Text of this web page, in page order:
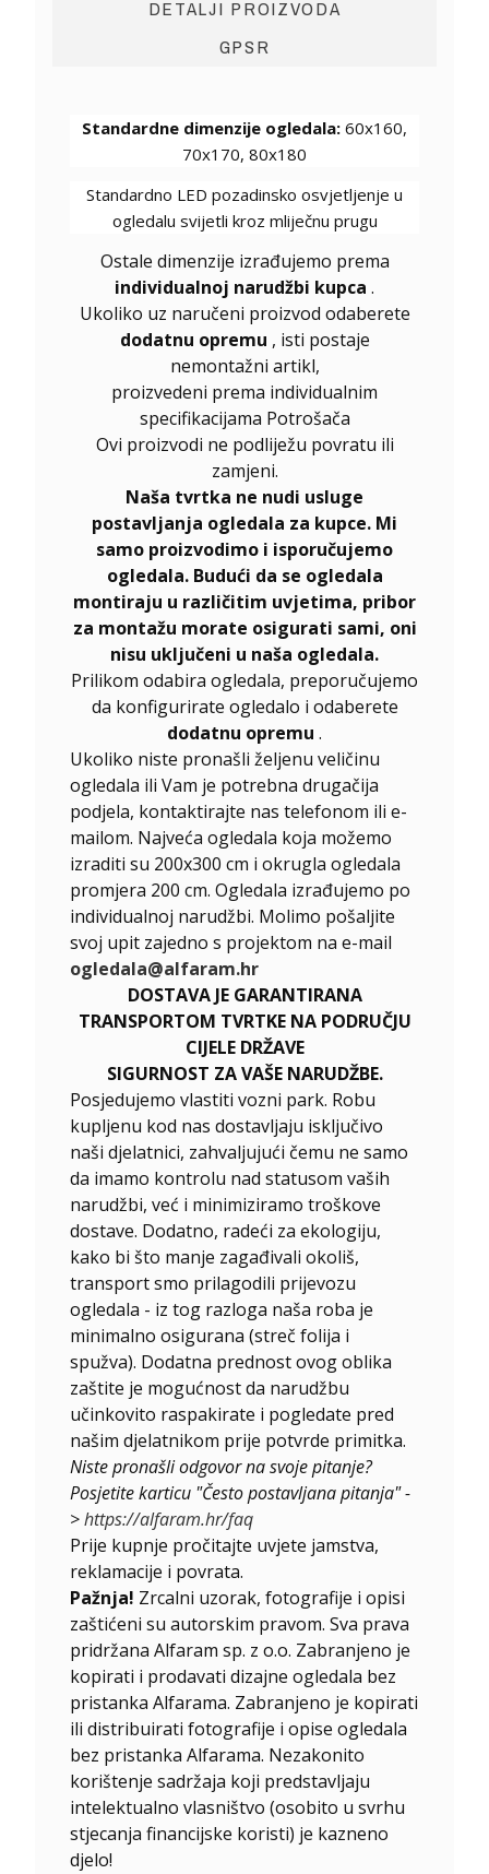
DETALJI PROIZVODA
GPSR
Standardne dimenzije ogledala: 60x160,
70x170, 80x180
Standardno LED pozadinsko osvjetljenje u
ogledalu svijetli kroz mliječnu prugu
Ostale dimenzije izrađujemo prema
individualnoj narudžbi kupca .
Ukoliko uz naručeni proizvod odaberete
dodatnu opremu , isti postaje
nemontažni artikl,
proizvedeni prema individualnim
specifikacijama Potrošača
Ovi proizvodi ne podliježu povratu ili
zamjeni.
Naša tvrtka ne nudi usluge
postavljanja ogledala za kupce. Mi
samo proizvodimo i isporučujemo
ogledala. Budući da se ogledala
montiraju u različitim uvjetima, pribor
za montažu morate osigurati sami, oni
nisu uključeni u naša ogledala.
Prilikom odabira ogledala, preporučujemo
da konfigurirate ogledalo i odaberete
dodatnu opremu .
Ukoliko niste pronašli željenu veličinu
ogledala ili Vam je potrebna drugačija
podjela, kontaktirajte nas telefonom ili e-
mailom. Najveća ogledala koja možemo
izraditi su 200x300 cm i okrugla ogledala
promjera 200 cm. Ogledala izrađujemo po
individualnoj narudžbi. Molimo pošaljite
svoj upit zajedno s projektom na e-mail
ogledala@alfaram.hr
DOSTAVA JE GARANTIRANA
TRANSPORTOM TVRTKE NA PODRUČJU
CIJELE DRŽAVE
SIGURNOST ZA VAŠE NARUDŽBE.
Posjedujemo vlastiti vozni park. Robu
kupljenu kod nas dostavljaju isključivo
naši djelatnici, zahvaljujući čemu ne samo
da imamo kontrolu nad statusom vaših
narudžbi, već i minimiziramo troškove
dostave. Dodatno, radeći za ekologiju,
kako bi što manje zagađivali okoliš,
transport smo prilagodili prijevozu
ogledala - iz tog razloga naša roba je
minimalno osigurana (streč folija i
spužva). Dodatna prednost ovog oblika
zaštite je mogućnost da narudžbu
učinkovito raspakirate i pogledate pred
našim djelatnikom prije potvrde primitka.
Niste pronašli odgovor na svoje pitanje?
Posjetite karticu "Često postavljana pitanja" -
>https://alfaram.hr/faq
Prije kupnje pročitajte uvjete jamstva,
reklamacije i povrata.
Pažnja! Zrcalni uzorak, fotografije i opisi
zaštićeni su autorskim pravom. Sva prava
pridržana Alfaram sp. z o.o. Zabranjeno je
kopirati i prodavati dizajne ogledala bez
pristanka Alfarama. Zabranjeno je kopirati
ili distribuirati fotografije i opise ogledala
bez pristanka Alfarama. Nezakonito
korištenje sadržaja koji predstavljaju
intelektualno vlasništvo (osobito u svrhu
stjecanja financijske koristi) je kazneno
djelo!